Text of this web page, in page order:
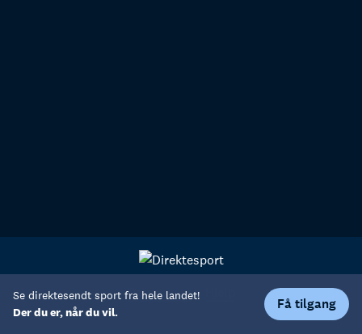
Se direktesendt sport fra hele landet!
Der du er, når du vil.
Få tilgang
Personvern